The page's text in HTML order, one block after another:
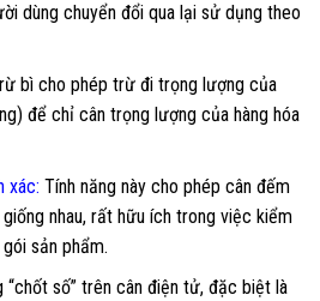
dùng chuyển đổi qua lại sử dụng theo
bì cho phép trừ đi trọng lượng của
để chỉ cân trọng lượng của hàng hóa
xác: Tính năng này cho phép cân đếm
nhau, rất hữu ích trong việc kiểm
sản phẩm.
“chốt số” trên cân điện tử, đặc biệt là